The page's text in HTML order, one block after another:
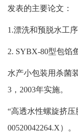
发表的主要论文：
1.漂洗和预脱水工
2. SYBX-80型包馅
水产小包装用杀菌
3 ， 2003年实施。
“高透水性螺旋挤压
00520042264.X）。